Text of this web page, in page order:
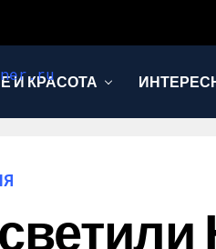
И КРАСОТА